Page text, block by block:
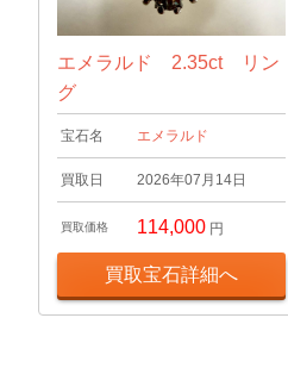
エメラルド 2.35ct リン
グ
宝石名 エメラルド
買取日 2026年07月14日
買取価格 114,000 円
買取宝石詳細へ